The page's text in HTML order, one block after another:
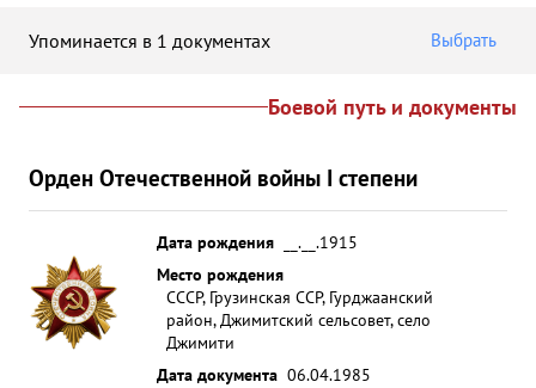
Упоминается в 1 документах Выбрать
Боевой путь и документы
Орден Отечественной войны I степени
Дата рождения
__.__.1915
Место рождения
СССР, Грузинская ССР, Гурджаанский
район, Джимитский сельсовет, село
Джимити
Дата документа 06.04.1985